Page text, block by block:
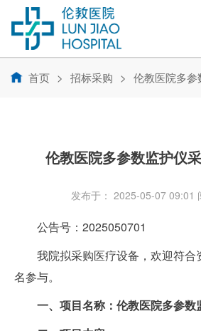
首页 招标采购 伦教医院多
伦教医院多参数监护仪
发布于： 2025-05-07 09:01
公告号： 2025050701
我院拟采购医疗设备，欢迎符合
名参与。
一、项目名称：伦教医院多参数